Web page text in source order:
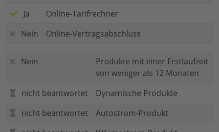
Ja
Online-Tarifrechner
Nein
Online-Vertragsabschluss
Nein
Produkte mit einer Erstlaufzeit
von weniger als 12 Monaten
nicht beantwortet
Dynamische Produkte
nicht beantwortet
Autostrom-Produkt